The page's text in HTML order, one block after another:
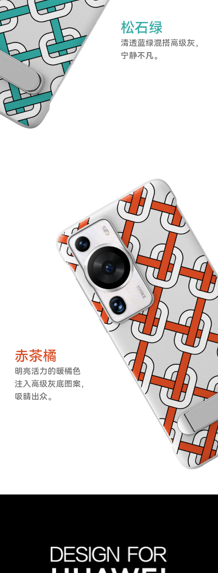
松石绿
清透蓝绿混搭高级灰，
宁静不凡。
赤茶橘
明亮活力的暖橘色
注入高级灰底图案，
吸睛出众。